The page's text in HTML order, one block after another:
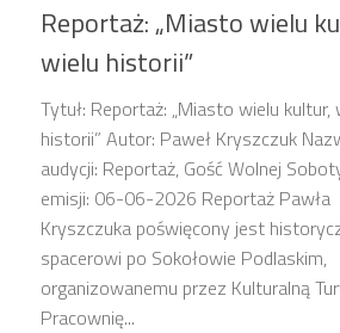
Reportaż: „Miasto wielu
wielu historii”
Tytuł: Reportaż: „Miasto wielu kultur,
historii” Autor: Paweł Kryszczuk
audycji: Reportaż, Gość Wolnej
emisji: 06-06-2026 Reportaż Pawła
Kryszczuka poświęcony jest
spacerowi po Sokołowie Podlaskim,
organizowanemu przez Kulturalną
Pracownię...